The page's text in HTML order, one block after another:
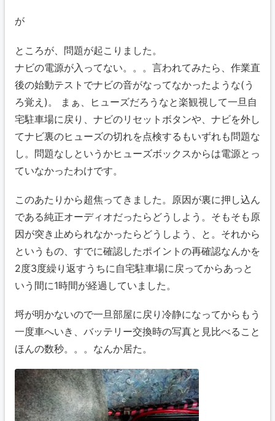
が
ところが、問題が起こりました。
ナビの電源が入ってない。。。言われてみたら、作業直
後の始動テストでナビの音がなってなかったような(う
ろ覚え)。 まぁ、ヒューズだろうなと楽観視して一旦自
宅駐車場に戻り、ナビのリセットボタンや、ナビを外し
てナビ裏のヒューズの切れを点検するもいずれも問題な
し。問題なしというかヒューズボックスからは電源とっ
ていなかったわけです。
このあたりから超焦ってきました。原因が裏に押し込ん
である純正オーディオだったらどうしよう。そもそも原
因が突き止められなかったらどうしよう、と。それから
というもの、すでに確認したポイントの再確認なんかを
2度3度繰り返すうちに自宅駐車場に戻ってからあっと
いう間に1時間が経過していました。
埒が明かないので一旦部屋に戻り冷静になってからもう
一度車へいき、バッテリー交換時の写真と見比べること
ほんの数秒。。。なんか居た。